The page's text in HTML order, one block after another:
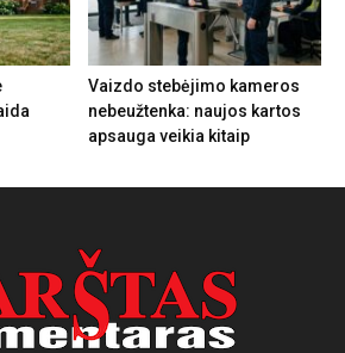
Vaizdo stebėjimo kameros
nebeužtenka: naujos kartos
apsauga veikia kitaip